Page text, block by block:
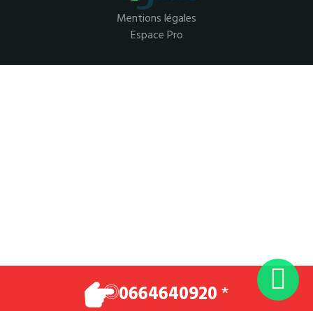
Mentions légales
Espace Pro
0664640920*